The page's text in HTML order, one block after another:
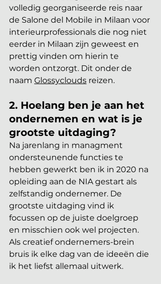
volledig georganiseerde reis naar
de Salone del Mobile in Milaan voor
interieurprofessionals die nog niet
eerder in Milaan zijn geweest en
prettig vinden om hierin te
worden ontzorgt. Dit onder de
naam Glossyclouds reizen.
2. Hoelang ben je aan het
ondernemen en wat is je
grootste uitdaging?
Na jarenlang in managment
ondersteunende functies te
hebben gewerkt ben ik in 2020 na
opleiding aan de NIA gestart als
zelfstandig ondernemer. De
grootste uitdaging vind ik
focussen op de juiste doelgroep
en misschien ook wel projecten.
Als creatief ondernemers-brein
bruis ik elke dag van de ideeën die
ik het liefst allemaal uitwerk.